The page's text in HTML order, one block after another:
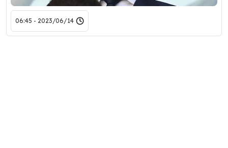
2023/06/14 - 06:45